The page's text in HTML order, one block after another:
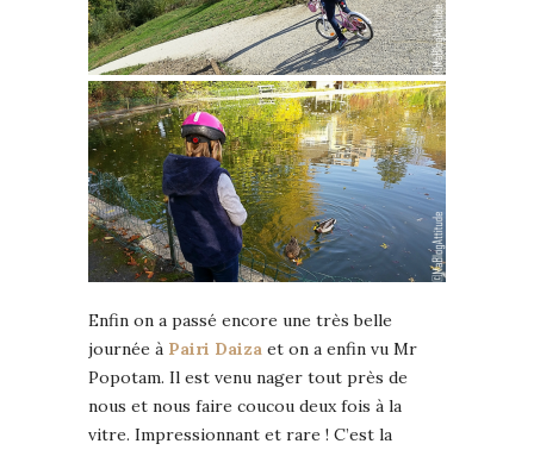
Enfin on a passé encore une très belle
journée à Pairi Daiza et on a enfin vu Mr
Popotam. Il est venu nager tout près de
nous et nous faire coucou deux fois à la
vitre. Impressionnant et rare ! C’est la